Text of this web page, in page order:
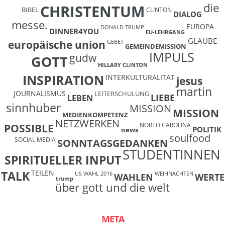
BIBEL CHRISTENTUM CLINTON DIALOG die
messe. DINNER4YOU DONALD TRUMP
EU-LEHRGANG
EUROPA
europäische union GEBET GEMEINDEMISSION
GLAUBE
GOTTgudw HILLARY CLINTON IMPULS
INSPIRATION INTERKULTURALITÄT jesus
JOURNALISMUS LEBEN LEITERSCHULUNG LIEBEmartin
sinnhuber MEDIENKOMPETENZ MISSION MISSION
POSSIBLE NETZWERKEN news
NORTH CAROLINA POLITIK
SOCIAL MEDIA SONNTAGSGEDANKENsoulfood
SPIRITUELLER INPUTSTUDENTINNEN
TALKTEILEN
trump
US WAHL 2016 WAHLEN WEIHNACHTEN WERTE
über gott und die welt
META